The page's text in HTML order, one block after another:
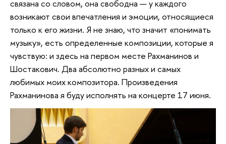
связана со словом, она свободна — у каждого
возникают свои впечатления и эмоции, относящиеся
только к его жизни. Я не знаю, что значит «понимать
музыку», есть определенные композиции, которые я
чувствую: и здесь на первом месте Рахманинов и
Шостакович. Два абсолютно разных и самых
любимых моих композитора. Произведения
Рахманинова я буду исполнять на концерте 17 июня.